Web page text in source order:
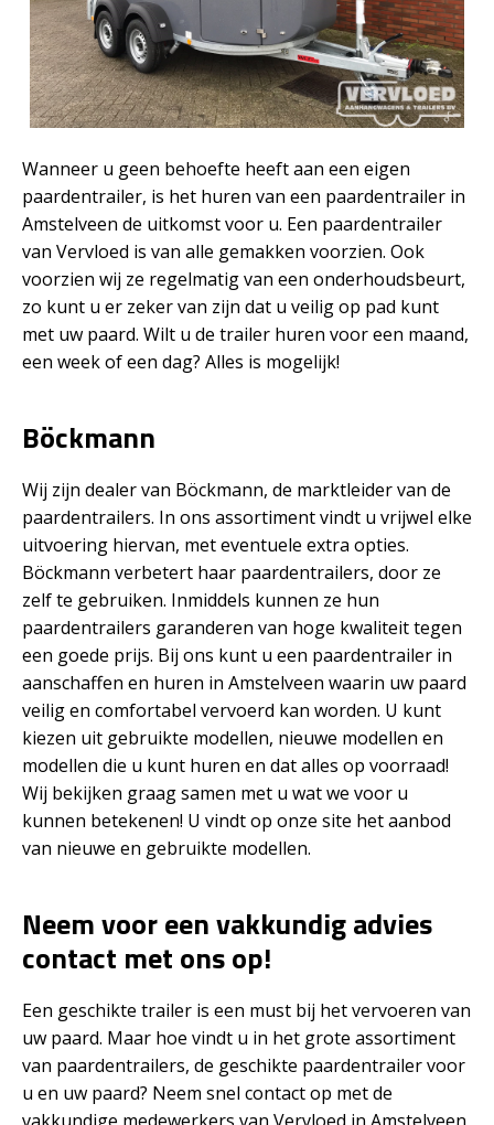
Wanneer u geen behoefte heeft aan een eigen
paardentrailer, is het huren van een paardentrailer in
Amstelveen de uitkomst voor u. Een paardentrailer
van Vervloed is van alle gemakken voorzien. Ook
voorzien wij ze regelmatig van een onderhoudsbeurt,
zo kunt u er zeker van zijn dat u veilig op pad kunt
met uw paard. Wilt u de trailer huren voor een maand,
een week of een dag? Alles is mogelijk!
Böckmann
Wij zijn dealer van Böckmann, de marktleider van de
paardentrailers. In ons assortiment vindt u vrijwel elke
uitvoering hiervan, met eventuele extra opties.
Böckmann verbetert haar paardentrailers, door ze
zelf te gebruiken. Inmiddels kunnen ze hun
paardentrailers garanderen van hoge kwaliteit tegen
een goede prijs. Bij ons kunt u een paardentrailer in
aanschaffen en huren in Amstelveen waarin uw paard
veilig en comfortabel vervoerd kan worden. U kunt
kiezen uit gebruikte modellen, nieuwe modellen en
modellen die u kunt huren en dat alles op voorraad!
Wij bekijken graag samen met u wat we voor u
kunnen betekenen! U vindt op onze site het aanbod
van nieuwe en gebruikte modellen.
Neem voor een vakkundig advies
contact met ons op!
Een geschikte trailer is een must bij het vervoeren van
uw paard. Maar hoe vindt u in het grote assortiment
van paardentrailers, de geschikte paardentrailer voor
u en uw paard? Neem snel contact op met de